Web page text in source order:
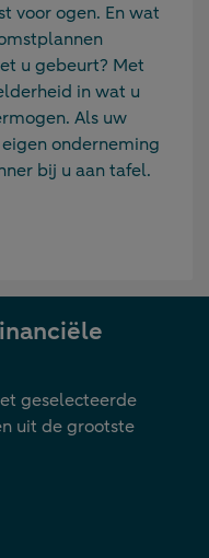
voor ogen. En wat
u gebeurt? Met
in wat u
Als uw
onderneming
bij u aan tafel.
geselecteerde
uit de grootste